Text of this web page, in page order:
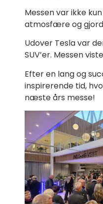
Messen var ikke
atmosfære og
Udover Tesla var
SUV’er. Messen
Efter en lang og
inspirerende tid,
næste års messe!